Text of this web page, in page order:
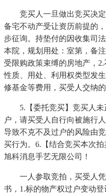
竞买人一旦做出竞买决定
备宅不动产受让资历前提的
步征询。持垫付的因收集司
本院，规划用处：室第，备
受限购政策束缚的房地产，
性质、用处、利用权类型发
修基金等费用，买受人交纳的
5.【委托竞买】竞买人未
户，请买受人自行向被施行
导致不克不及过户的风险由
买行为。6.【结合竞买本次
旭科消息手艺无限公司！
一人参取竞拍，买受人凭
书，1.标的物产权过户变动